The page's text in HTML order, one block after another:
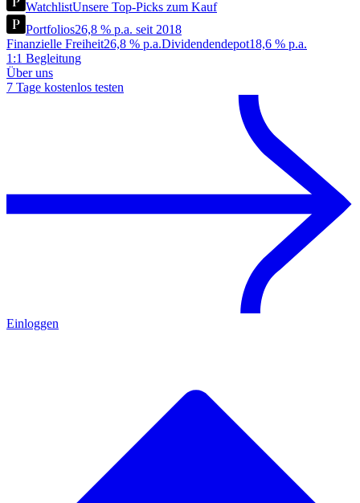
WatchlistUnsere Top-Picks zum Kauf
Portfolios26,8 % p.a. seit 2018
Finanzielle Freiheit26,8 % p.a.Dividendendepot18,6 % p.a.
1:1 Begleitung
Über uns
7 Tage kostenlos testen
Einloggen